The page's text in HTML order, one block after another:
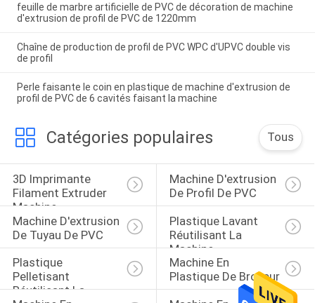
feuille de marbre artificielle de PVC de décoration de machine
d'extrusion de profil de PVC de 1220mm
Chaîne de production de profil de PVC WPC d'UPVC double vis
de profil
Perle faisante le coin en plastique de machine d'extrusion de
profil de PVC de 6 cavités faisant la machine
Catégories populaires Tous
3D Imprimante
Filament Extruder
Machine
Machine D'extrusion
De Profil De PVC
Machine D'extrusion
De Tuyau De PVC
Plastique Lavant
Réutilisant La
Machine
Plastique
Pelletisant
Réutilisant La
Machine En
Plastique De Broyeur